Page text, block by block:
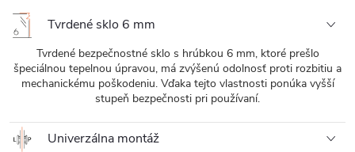
Tvrdené sklo 6 mm
Tvrdené bezpečnostné sklo s hrúbkou 6 mm, ktoré prešlo
špeciálnou tepelnou úpravou, má zvýšenú odolnosť proti rozbitiu a
mechanickému poškodeniu. Vďaka tejto vlastnosti ponúka vyšší
stupeň bezpečnosti pri používaní.
Univerzálna montáž